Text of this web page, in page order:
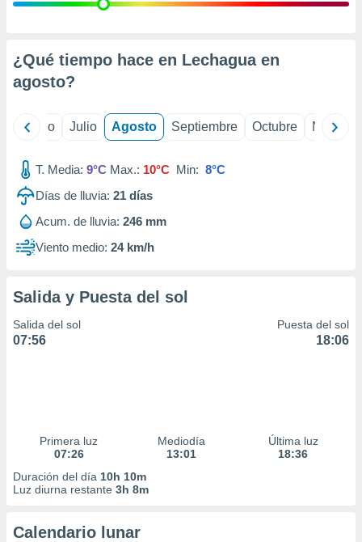
e
mediante
publicidad
de
1199
¿Qué tiempo hace en Lechagua en
agosto?
Junio Julio Agosto Septiembre Octubre
T. Media: 9°C Max.: 10°C Min: 8°C
Días de lluvia: 21 días
Acum. de lluvia: 246 mm
Viento medio: 24 km/h
Salida y Puesta del sol
Salida del sol
07:56
Puesta del sol
18:06
Primera luz
07:26
Mediodía
13:01
Última luz
18:36
Duración del día 10h 10m
Luz diurna restante 3h 8m
Calendario lunar